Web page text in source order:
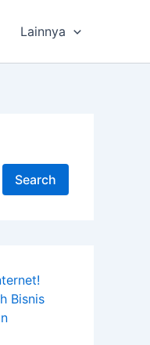
Lainnya
Search
Bisnis